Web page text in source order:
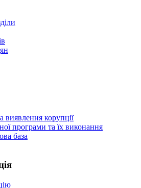
виявлення корупції
програми та їх виконання
база